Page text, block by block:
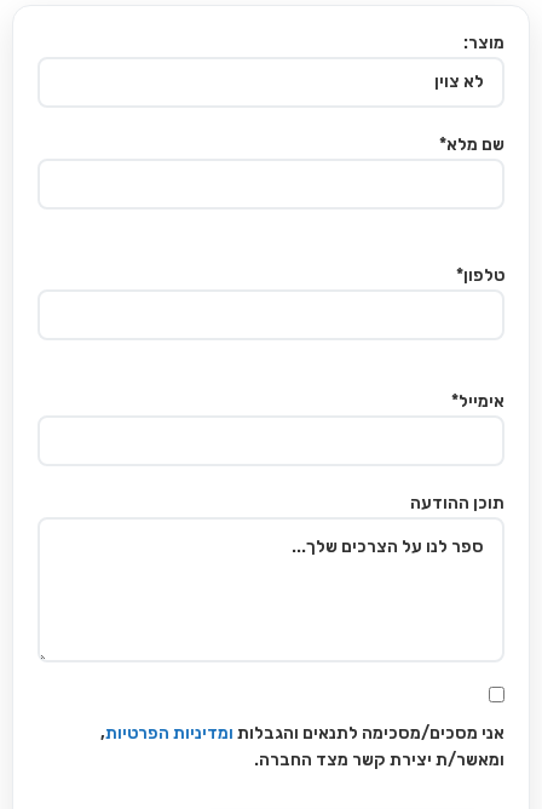
מוצר:
שם מלא*
טלפון*
אימייל*
תוכן ההודעה
אני מסכים/מסכימה לתנאים והגבלות ומדיניות הפרטיות,
ומאשר/ת יצירת קשר מצד החברה.